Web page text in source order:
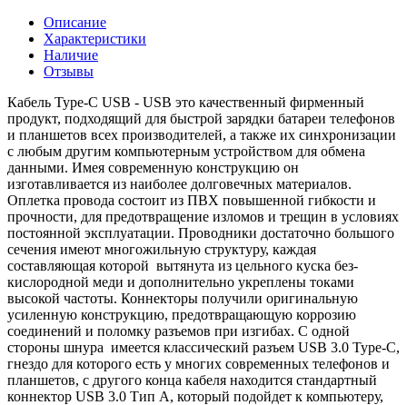
Описание
Характеристики
Наличие
Отзывы
Кабель Type-C USB - USB это качественный фирменный
продукт, подходящий для быстрой зарядки батареи телефонов
и планшетов всех производителей, а также их синхронизации
с любым другим компьютерным устройством для обмена
данными. Имея современную конструкцию он
изготавливается из наиболее долговечных материалов.
Оплетка провода состоит из ПВХ повышенной гибкости и
прочности, для предотвращение изломов и трещин в условиях
постоянной эксплуатации. Проводники достаточно большого
сечения имеют многожильную структуру, каждая
составляющая которой вытянута из цельного куска без-
кислородной меди и дополнительно укреплены токами
высокой частоты. Коннекторы получили оригинальную
усиленную конструкцию, предотвращающую коррозию
соединений и поломку разъемов при изгибах. С одной
стороны шнура имеется классический разъем USB 3.0 Type-C,
гнездо для которого есть у многих современных телефонов и
планшетов, с другого конца кабеля находится стандартный
коннектор USB 3.0 Тип A, который подойдет к компьютеру,